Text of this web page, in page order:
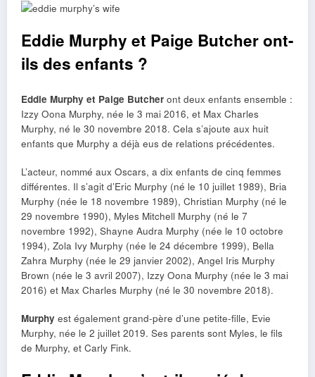
Eddie Murphy et Paige Butcher ont-
ils des enfants ?
Eddie Murphy et Paige Butcher ont deux enfants ensemble :
Izzy Oona Murphy, née le 3 mai 2016, et Max Charles
Murphy, né le 30 novembre 2018. Cela s’ajoute aux huit
enfants que Murphy a déjà eus de relations précédentes.
L’acteur, nommé aux Oscars, a dix enfants de cinq femmes
différentes. Il s’agit d’Eric Murphy (né le 10 juillet 1989), Bria
Murphy (née le 18 novembre 1989), Christian Murphy (né le
29 novembre 1990), Myles Mitchell Murphy (né le 7
novembre 1992), Shayne Audra Murphy (née le 10 octobre
1994), Zola Ivy Murphy (née le 24 décembre 1999), Bella
Zahra Murphy (née le 29 janvier 2002), Angel Iris Murphy
Brown (née le 3 avril 2007), Izzy Oona Murphy (née le 3 mai
2016) et Max Charles Murphy (né le 30 novembre 2018).
Murphy est également grand-père d’une petite-fille, Evie
Murphy, née le 2 juillet 2019. Ses parents sont Myles, le fils
de Murphy, et Carly Fink.